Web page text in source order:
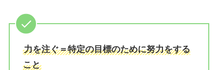
力を注ぐ＝特定の目標のために努力をする
こと